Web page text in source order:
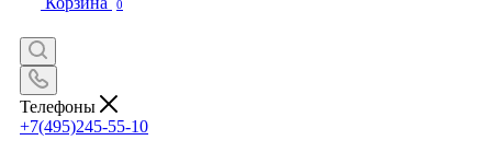
0
Телефоны
+7(495)245-55-10